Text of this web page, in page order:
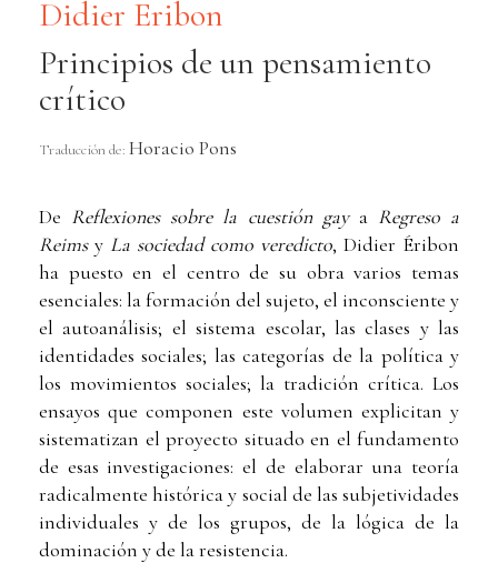
Didier Eribon
Principios de un pensamiento
crítico
Traducción de: Horacio Pons
De Reflexiones sobre la cuestión gaya Regreso a
Reimsy La sociedad como veredicto, Didier Éribon
ha puesto en el centro de su obra varios temas
esenciales: la formación del sujeto, el inconsciente y
el autoanálisis; el sistema escolar, las clases y las
identidades sociales; las categorías de la política y
los movimientos sociales; la tradición crítica. Los
ensayos que componen este volumen explicitan y
sistematizan el proyecto situado en el fundamento
de esas investigaciones: el de elaborar una teoría
radicalmente histórica y social de las subjetividades
individuales y de los grupos, de la lógica de la
dominación y de la resistencia.